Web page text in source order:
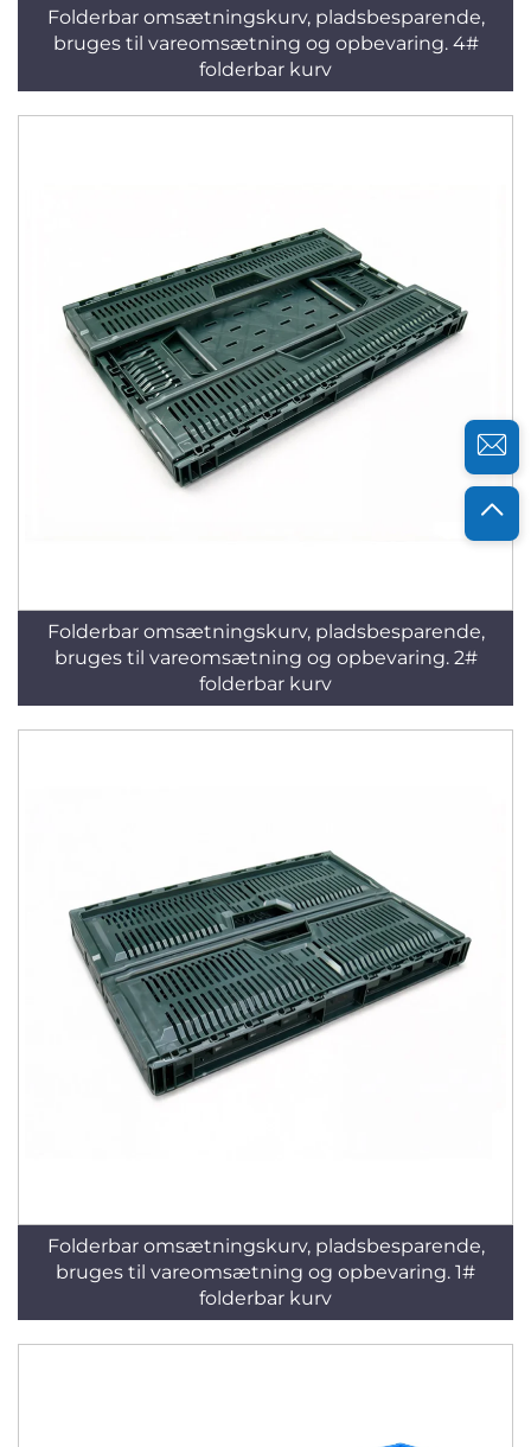
Folderbar omsætningskurv, pladsbesparende,
bruges til vareomsætning og opbevaring. 4#
folderbar kurv
Folderbar omsætningskurv, pladsbesparende,
bruges til vareomsætning og opbevaring. 2#
folderbar kurv
Folderbar omsætningskurv, pladsbesparende,
bruges til vareomsætning og opbevaring. 1#
folderbar kurv